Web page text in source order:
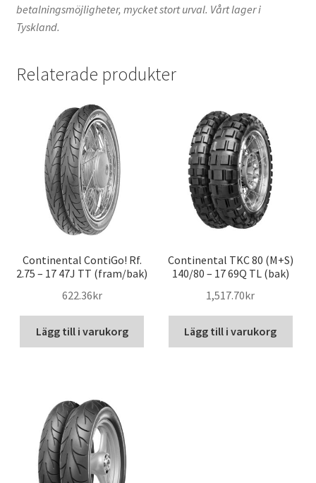
betalningsmöjligheter, mycket stort urval. Vårt lager i
Tyskland.
Relaterade produkter
Continental ContiGo! Rf.
2.75 – 17 47J TT (fram/bak)
622.36kr
Lägg till i varukorg
Continental TKC 80 (M+S)
140/80 – 17 69Q TL (bak)
1,517.70kr
Lägg till i varukorg